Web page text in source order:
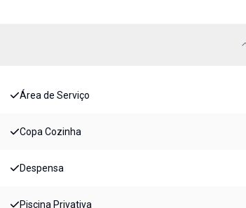
Área de Serviço
Copa Cozinha
Despensa
Piscina Privativa